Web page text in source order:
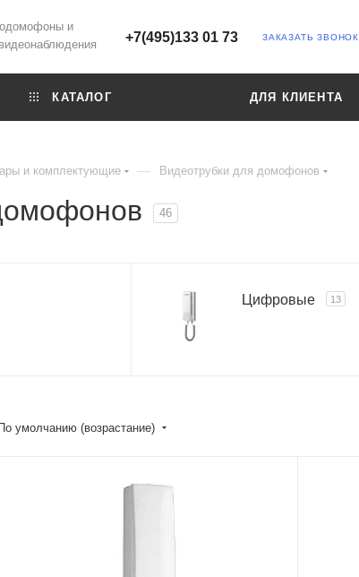
и
+7(495)133 01 73 ЗАКАЗАТЬ ЗВОНОК
КАТАЛОГ ДЛЯ КЛИЕНТА
и комплектующие — Видеотрубки для домофонов
46
Цифровые 13
По умолчанию (возрастание)